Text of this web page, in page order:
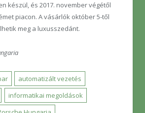
készül, és 2017. november végétől
piacon. A vásárlók október 5-től
meg a luxusszedánt.
automatizált vezetés
informatikai megoldások